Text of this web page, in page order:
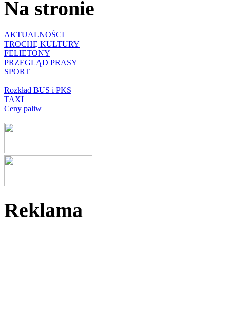
Na stronie
AKTUALNOŚCI
TROCHĘ KULTURY
FELIETONY
PRZEGLĄD PRASY
SPORT
Rozkład BUS i PKS
TAXI
Ceny paliw
Reklama